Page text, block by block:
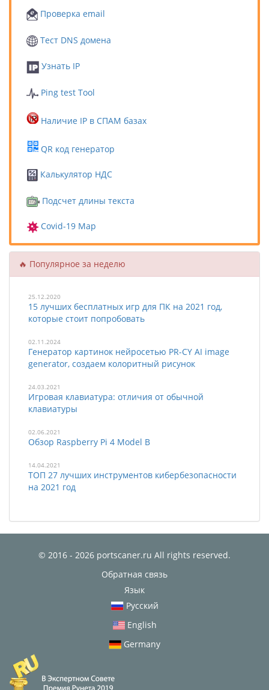
Проверка email
Тест DNS домена
Узнать IP
Ping test Tool
Наличие IP в СПАМ базах
QR код генератор
Калькулятор НДС
Подсчет длины текста
Covid-19 Map
🔥 Популярное за неделю
25.12.2020
15 лучших бесплатных игр для ПК на 2021 год,
которые стоит попробовать
02.11.2024
Генератор картинок нейросетью PR-CY AI image
generator, создаем колоритный рисунок
24.03.2021
Игровая клавиатура: отличия от обычной
клавиатуры
02.06.2021
Обзор Raspberry Pi 4 Model B
14.04.2021
ТОП 27 лучших инструментов кибербезопасности
на 2021 год
© 2016 - 2026 portscaner.ru All rights reserved.
Обратная связь
Язык
Русский
English
Germany